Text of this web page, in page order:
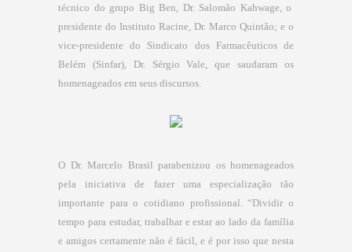
técnico do grupo Big Ben, Dr. Salomão Kahwage, o
presidente do Instituto Racine, Dr. Marco Quintão; e o
vice-presidente do Sindicato dos Farmacêuticos de
Belém (Sinfar), Dr. Sérgio Vale, que saudaram os
homenageados em seus discursos.
O Dr. Marcelo Brasil parabenizou os homenageados
pela iniciativa de fazer uma especialização tão
importante para o cotidiano profissional. “Dividir o
tempo para estudar, trabalhar e estar ao lado da família
e amigos certamente não é fácil, e é por isso que nesta